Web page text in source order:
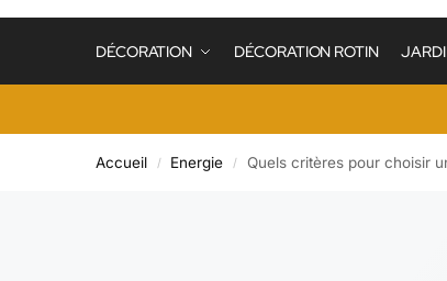
DÉCORATION DÉCORATION ROTIN
Accueil / Energie / Quels critères pour choisir